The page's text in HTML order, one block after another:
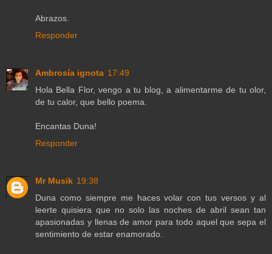
Abrazos.
Responder
Ambrosía ignota 17:49
Hola Bella Flor, vengo a tu blog, a alimentarme de tu olor,
de tu calor, que bello poema.
Encantas Duna!
Responder
Mr Musik 19:38
Duna como siempre me haces volar con tus versos y al
leerte quisiera que no solo las noches de abril sean tan
apasionadas y llenas de amor para todo aquel que sepa el
sentimiento de estar enamorado.